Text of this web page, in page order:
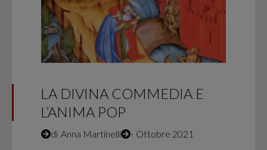
LA DIVINA COMMEDIA E
L’ANIMA POP
di Anna Martinelli ∙ Ottobre 2021